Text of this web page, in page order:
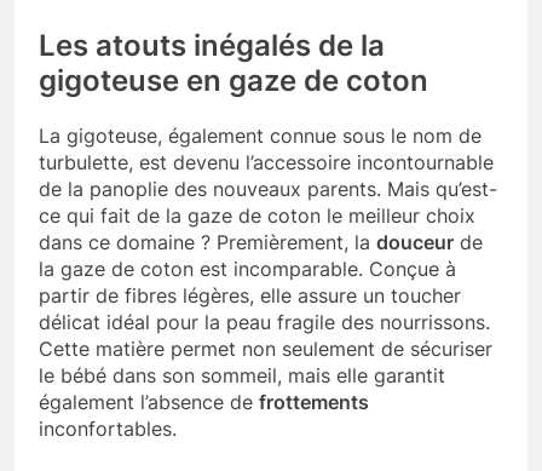
Les atouts inégalés de la
gigoteuse en gaze de coton
La gigoteuse, également connue sous le nom de
turbulette, est devenu l’accessoire incontournable
de la panoplie des nouveaux parents. Mais qu’est-
ce qui fait de la gaze de coton le meilleur choix
dans ce domaine ? Premièrement, la douceur de
la gaze de coton est incomparable. Conçue à
partir de fibres légères, elle assure un toucher
délicat idéal pour la peau fragile des nourrissons.
Cette matière permet non seulement de sécuriser
le bébé dans son sommeil, mais elle garantit
également l’absence de frottements
inconfortables.